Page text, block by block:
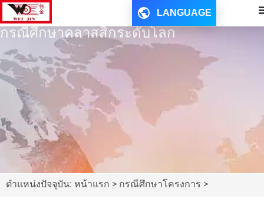
LANGUAGE
กรณีศึกษาคลาสสิกระดับโลก
ตำแหน่งปัจจุบัน: หน้าแรก > กรณีศึกษาโครงการ >